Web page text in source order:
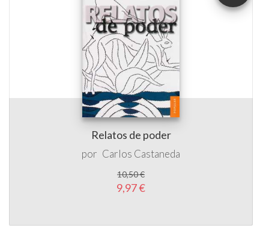
Relatos de poder
por Carlos Castaneda
10,50 €
9,97 €